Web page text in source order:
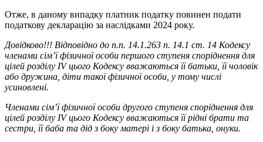
Отже, в даному випадку платник податку повинен подати
податкову декларацію за наслідками 2024 року.
Довідково!!! Відповідно до п.п. 14.1.263 п. 14.1 ст. 14 Кодексу
членами сім’ї фізичної особи першого ступеня споріднення для
цілей розділу IV цього Кодексу вважаються її батьки, її чоловік
або дружина, діти такої фізичної особи, у тому числі
усиновлені.
Членами сім’ї фізичної особи другого ступеня споріднення для
цілей розділу IV цього Кодексу вважаються її рідні брати та
сестри, її баба та дід з боку матері і з боку батька, онуки.